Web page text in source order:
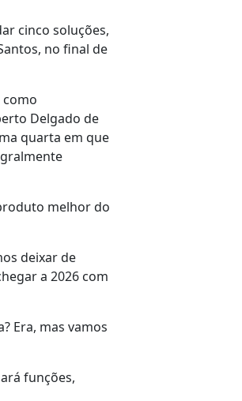
cinco soluções,
no final de
Delgado de
quarta em que
melhor do
deixar de
a 2026 com
Era, mas vamos
funções,